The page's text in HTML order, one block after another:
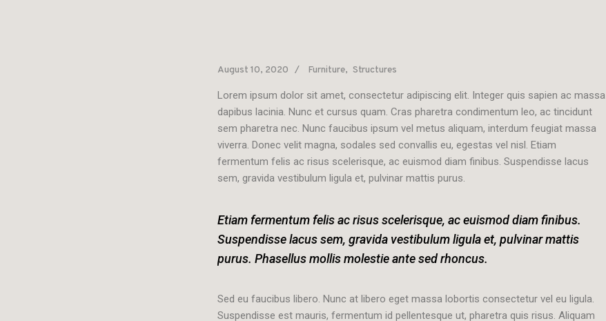
August 10, 2020 Furniture Structures
Lorem ipsum dolor sit amet, consectetur adipiscing elit. Integer quis sapien ac massa
dapibus lacinia. Nunc et cursus quam. Cras pharetra condimentum leo, ac tincidunt
sem pharetra nec. Nunc faucibus ipsum vel metus aliquam, interdum feugiat massa
viverra. Donec velit magna, sodales sed convallis eu, egestas vel nisl. Etiam
fermentum felis ac risus scelerisque, ac euismod diam finibus. Suspendisse lacus
sem, gravida vestibulum ligula et, pulvinar mattis purus.
Etiam fermentum felis ac risus scelerisque, ac euismod diam finibus.
Suspendisse lacus sem, gravida vestibulum ligula et, pulvinar mattis
purus. Phasellus mollis molestie ante sed rhoncus.
Sed eu faucibus libero. Nunc at libero eget massa lobortis consectetur vel eu ligula.
Suspendisse est mauris, fermentum id pellentesque ut, pharetra quis risus. Aliquam